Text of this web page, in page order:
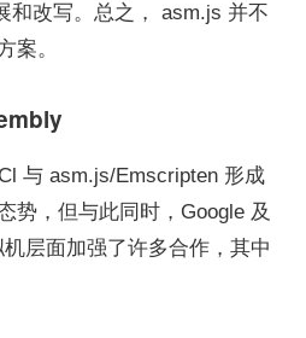
和改写。总之， asm.js 并不
案。
与 asm.js/Emscripten 形成
势，但与此同时，Google 及
层面加强了许多合作，其中